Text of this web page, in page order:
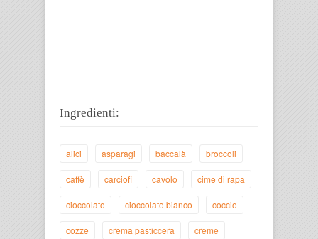
Ingredienti:
alici asparagi baccalà broccoli
caffè carciofi cavolo cime di rapa
cioccolato cioccolato bianco coccio
cozze crema pasticcera creme